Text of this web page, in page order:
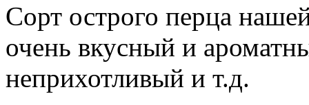
Сорт острого перца
очень вкусный и
неприхотливый и т.д.